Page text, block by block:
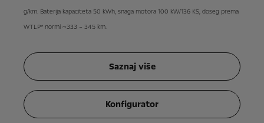
g/km. Baterija kapaciteta 50 kWh, snaga motora 100 kW/136 KS, doseg prema
WTLP* normi ~333 – 345 km.
Saznaj više
Konfigurator